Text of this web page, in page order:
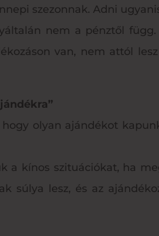
szezonnak. Adni
nem a pénztől függ.
van, nem attól
olyan ajándékot
a kínos szituációkat, ha
súlya lesz, és az